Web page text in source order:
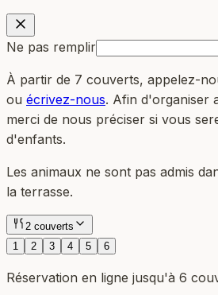
Ne pas remplir
À partir de 7 couverts, appelez-
ou écrivez-nous. Afin d'organiser
merci de nous préciser si vous
d'enfants.
Les animaux ne sont pas admis
la terrasse.
2 couverts
1
2 3 4 5 6
Réservation en ligne jusqu'à 6